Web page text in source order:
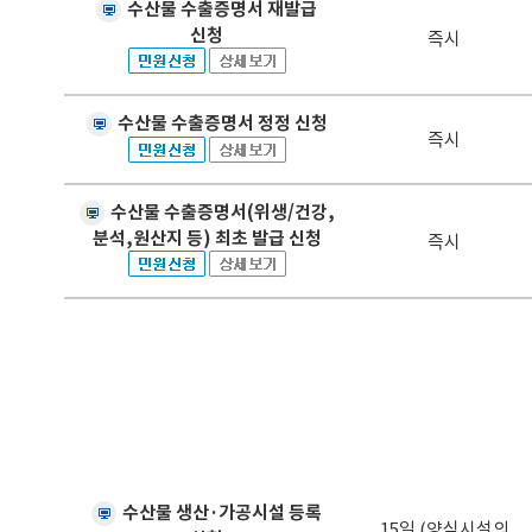
수산물 수출증명서 재발급
신청
즉시
수산물 수출증명서 정정 신청
즉시
수산물 수출증명서(위생/건강,
분석,원산지 등) 최초 발급 신청
즉시
수산물 생산·가공시설 등록